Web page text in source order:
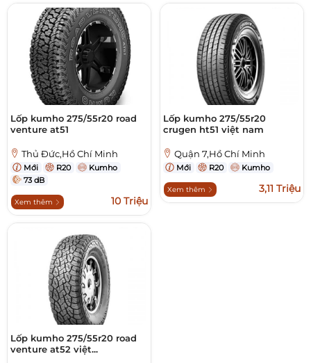
Lốp kumho 275/55r20 road
venture at51
Thủ Đức,Hồ Chí Minh
Mới R20
Kumho
73 dB
Xem thêm 10 Triệu
Lốp kumho 275/55r20
crugen ht51 việt nam
Quận 7,Hồ Chí Minh
Mới R20 Kumho
Xem thêm 3,11 Triệu
Lốp kumho 275/55r20 road
venture at52 việt...